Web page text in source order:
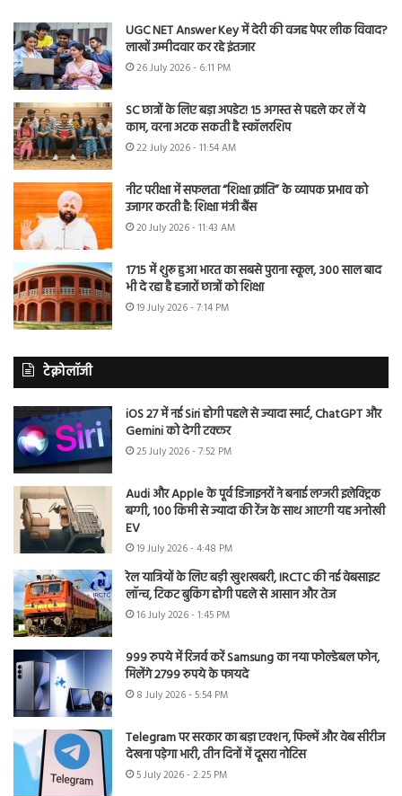
UGC NET Answer Key में देरी की वजह पेपर लीक विवाद?
लाखों उम्मीदवार कर रहे इंतजार
26 July 2026 - 6:11 PM
SC छात्रों के लिए बड़ा अपडेट! 15 अगस्त से पहले कर लें ये
काम, वरना अटक सकती है स्कॉलरशिप
22 July 2026 - 11:54 AM
नीट परीक्षा में सफलता “शिक्षा क्रांति” के व्यापक प्रभाव को
उजागर करती है: शिक्षा मंत्री बैंस
20 July 2026 - 11:43 AM
1715 में शुरू हुआ भारत का सबसे पुराना स्कूल, 300 साल बाद
भी दे रहा है हजारों छात्रों को शिक्षा
19 July 2026 - 7:14 PM
टेक्नोलॉजी
iOS 27 में नई Siri होगी पहले से ज्यादा स्मार्ट, ChatGPT और
Gemini को देगी टक्कर
25 July 2026 - 7:52 PM
Audi और Apple के पूर्व डिजाइनरों ने बनाई लग्जरी इलेक्ट्रिक
बग्गी, 100 किमी से ज्यादा की रेंज के साथ आएगी यह अनोखी
EV
19 July 2026 - 4:48 PM
रेल यात्रियों के लिए बड़ी खुशखबरी, IRCTC की नई वेबसाइट
लॉन्च, टिकट बुकिंग होगी पहले से आसान और तेज
16 July 2026 - 1:45 PM
999 रुपये में रिजर्व करें Samsung का नया फोल्डेबल फोन,
मिलेंगे 2799 रुपये के फायदे
8 July 2026 - 5:54 PM
Telegram पर सरकार का बड़ा एक्शन, फिल्में और वेब सीरीज
देखना पड़ेगा भारी, तीन दिनों में दूसरा नोटिस
5 July 2026 - 2:25 PM